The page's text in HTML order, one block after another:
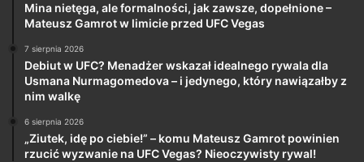
Mina nietęga, ale formalności, jak zawsze, dopełnione –
Mateusz Gamrot w limicie przed UFC Vegas
7 sierpnia 2026
Debiut w UFC? Menadżer wskazał idealnego rywala dla
Usmana Nurmagomedova – i jedynego, który nawiązałby z
nim walkę
6 sierpnia 2026
„Ziutek, idę po ciebie!” – komu Mateusz Gamrot powinien
rzucić wyzwanie na UFC Vegas? Nieoczywisty rywal!